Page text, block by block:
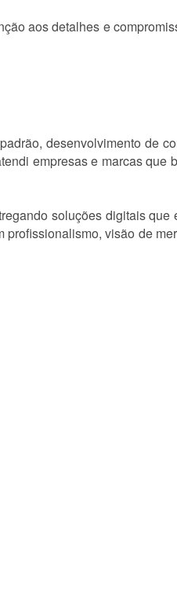
aos detalhes e
desenvolvimento de
empresas e marcas que
soluções digitais que
visão de